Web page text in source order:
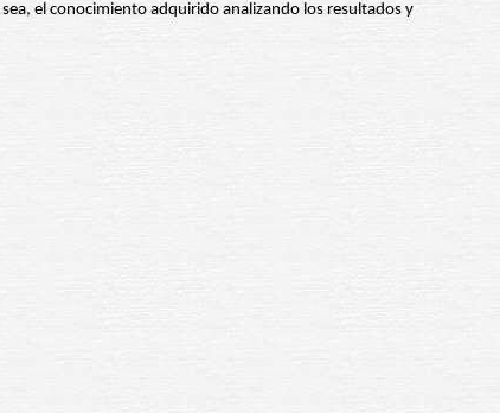
sea, el conocimiento adquirido analizando los resultados y